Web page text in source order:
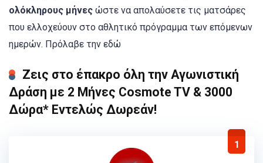
ολόκληρους μήνες ώστε να απολαύσετε τις ματσάρες
που ελλοχεύουν στο αθλητικό πρόγραμμα των επόμενων
ημερών. Πρόλαβε την εδώ
Ζεις στο έπακρο όλη την Αγωνιστική
Δράση με 2 Μήνες Cosmote TV & 3000
Δώρα* Εντελώς Δωρεάν!
1